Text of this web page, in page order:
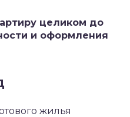
целиком до
и оформления
жилья